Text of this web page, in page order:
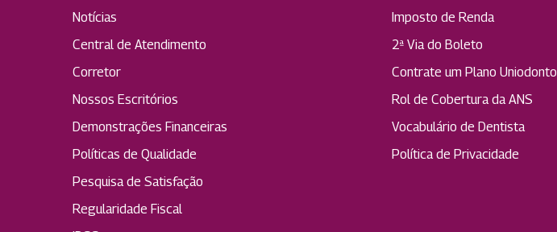
Notícias
Central de Atendimento
Corretor
Nossos Escritórios
Demonstrações Financeiras
Políticas de Qualidade
Pesquisa de Satisfação
Regularidade Fiscal
Imposto de Renda
2ª Via do Boleto
Contrate um Plano Uniodonto
Rol de Cobertura da ANS
Vocabulário de Dentista
Política de Privacidade